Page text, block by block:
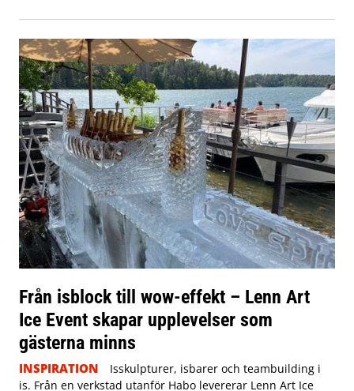
Från isblock till wow-effekt – Lenn Art
Ice Event skapar upplevelser som
gästerna minns
INSPIRATION
Isskulpturer, isbarer och teambuilding i
is. Från en verkstad utanför Habo levererar Lenn Art Ice